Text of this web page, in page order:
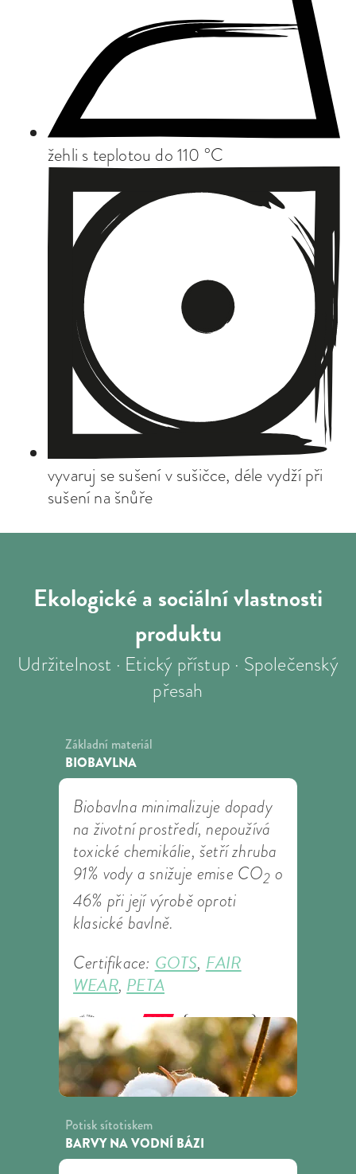
žehli s teplotou do 110 °C
vyvaruj se sušení v sušičce, déle vydží při
sušení na šnůře
Ekologické a sociálnívlastnosti
produktu
Udržitelnost · Etický přístup · Společenský
přesah
Základní materiál
BIOBAVLNA
Biobavlna minimalizuje dopady
na životní prostředí, nepoužívá
toxické chemikálie, šetří zhruba
91% vody a snižuje emise CO2 o
46% při její výrobě oproti
klasické bavlně.
Certifikace: GOTS, FAIR
WEAR, PETA
Potisk sítotiskem
BARVY NA VODNÍ BÁZI